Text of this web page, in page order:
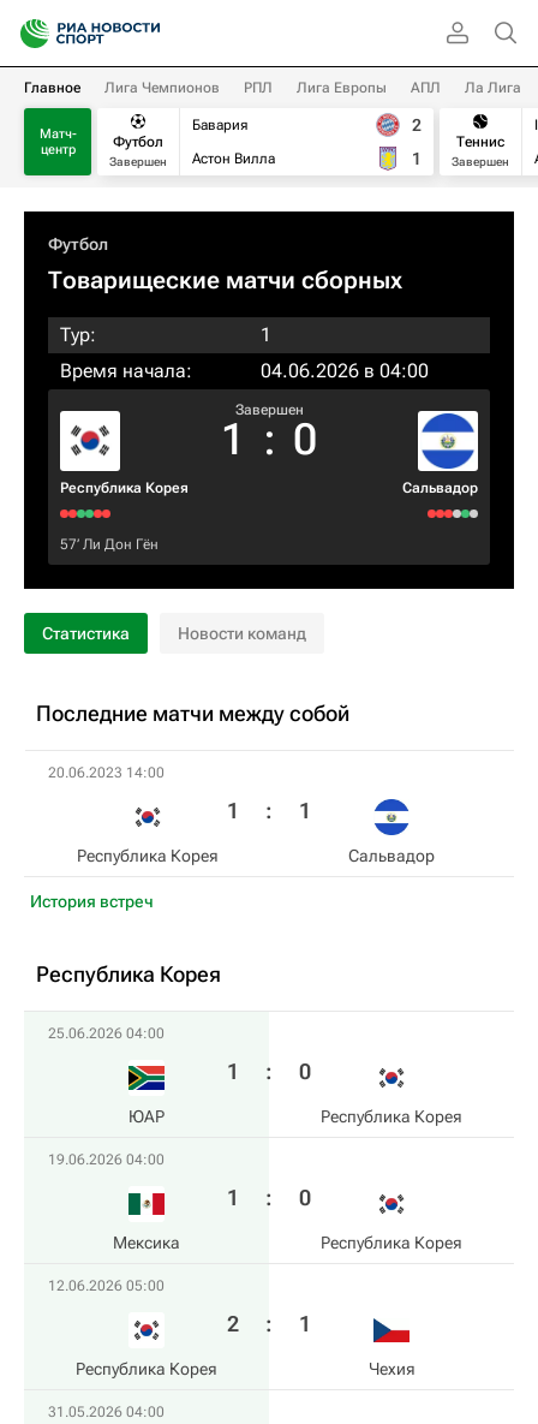
Главное Лига Чемпионов РПЛ Лига Европы АПЛ Ла Лига
Матч-
центр
Футбол
Завершен
Бавария
Астон Вилла
2
1
Теннис
Завершен
Футбол
Товарищеские матчи сборных
Тур:
1
Время начала:
04.06.2026 в 04:00
Республика Корея
Завершен
1 : 0
Сальвадор
57‎’‎ Ли Дон Гён
Статистика Новости команд
Последние матчи между собой
20.06.2023 14:00
Республика Корея
1 : 1
Сальвадор
История встреч
Республика Корея
25.06.2026 04:00
ЮАР
1 : 0
Республика Корея
19.06.2026 04:00
Мексика
1 : 0
Республика Корея
12.06.2026 05:00
Республика Корея
2 : 1
Чехия
31.05.2026 04:00